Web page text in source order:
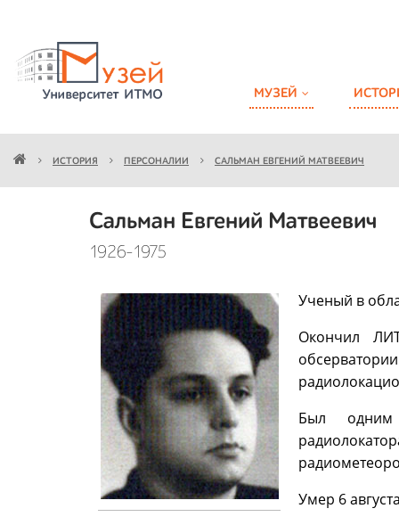
МУЗЕЙ
ИСТОРИЯ ПЕРСОНАЛИИ САЛЬМАН ЕВГЕНИЙ МАТВЕЕВИЧ
Сальман Евгений Матвеевич
1926-1975
Ученый в
Окончил
Был одним
Умер 6